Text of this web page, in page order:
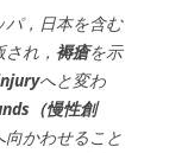
パ，日本を含む
れ， 褥瘡を示
へと変わ
（慢性創
かわせること